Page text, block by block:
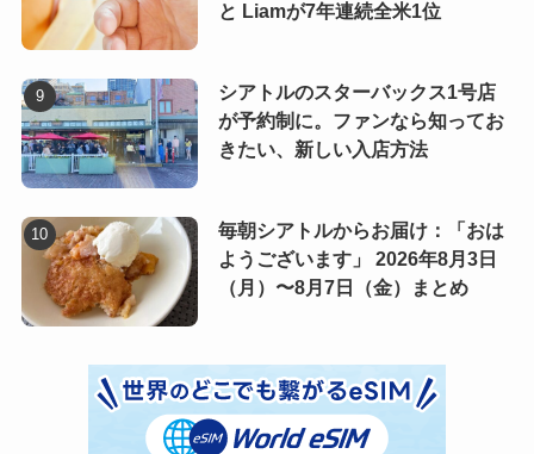
と Liamが7年連続全米1位
シアトルのスターバックス1号店
が予約制に。ファンなら知ってお
きたい、新しい入店方法
毎朝シアトルからお届け：「おは
ようございます」 2026年8月3日
（月）〜8月7日（金）まとめ